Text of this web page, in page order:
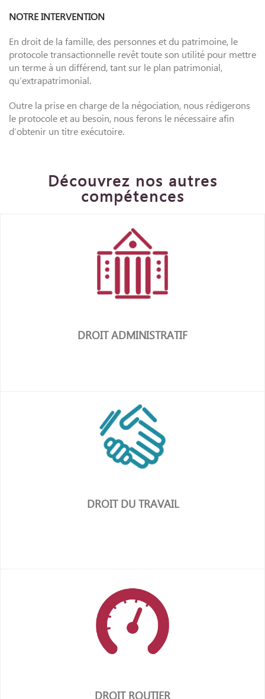
NOTRE INTERVENTION
En droit de la famille, des personnes et du patrimoine, le
protocole transactionnelle revêt toute son utilité pour mettre
un terme à un différend, tant sur le plan patrimonial,
qu’extrapatrimonial.
Outre la prise en charge de la négociation, nous rédigerons
le protocole et au besoin, nous ferons le nécessaire afin
d’obtenir un titre exécutoire.
Découvrez nos autres
compétences
DROIT ADMINISTRATIF
en savoir plus
DROIT DU TRAVAIL
en savoir plus